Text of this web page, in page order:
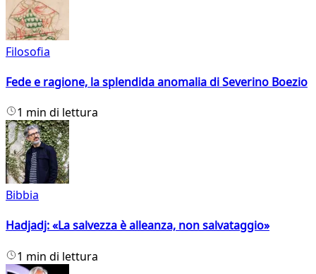
Filosofia
Fede e ragione, la splendida anomalia di Severino Boezio
1 min di lettura
Bibbia
Hadjadj: «La salvezza è alleanza, non salvataggio»
1 min di lettura